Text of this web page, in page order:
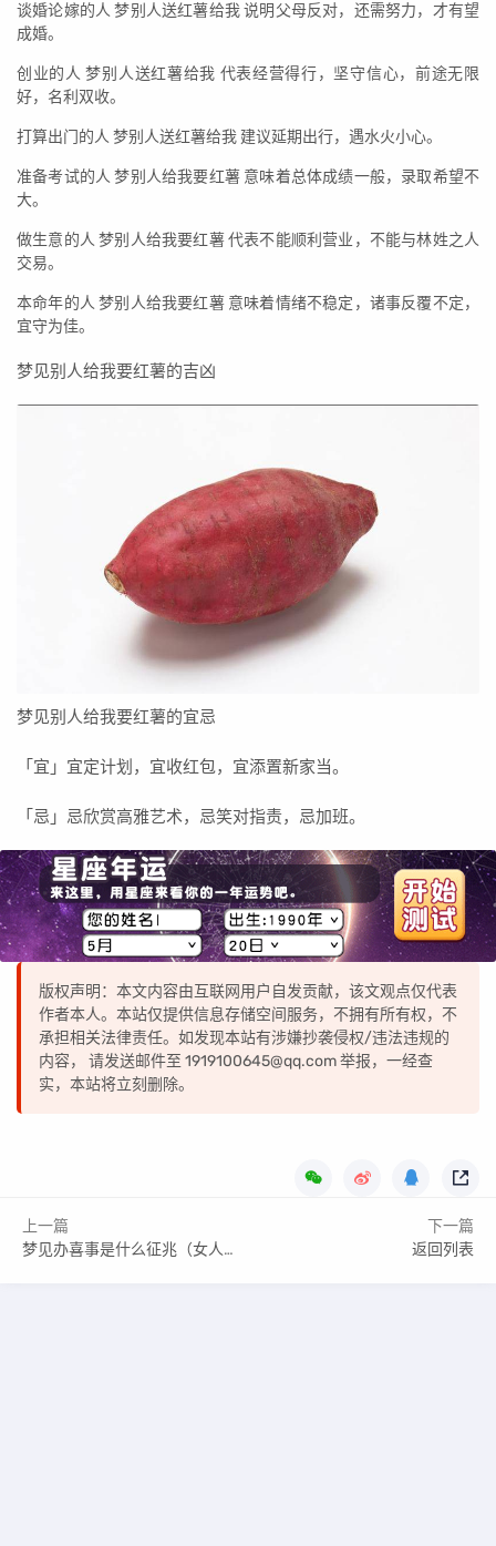
谈婚论嫁的人 梦别人送红薯给我 说明父母反对，还需努力，才有望
成婚。
创业的人 梦别人送红薯给我 代表经营得行，坚守信心，前途无限
好，名利双收。
打算出门的人 梦别人送红薯给我 建议延期出行，遇水火小心。
准备考试的人 梦别人给我要红薯 意味着总体成绩一般，录取希望不
大。
做生意的人 梦别人给我要红薯 代表不能顺利营业，不能与林姓之人
交易。
本命年的人 梦别人给我要红薯 意味着情绪不稳定，诸事反覆不定，
宜守为佳。
梦见别人给我要红薯的吉凶
梦见别人给我要红薯的宜忌
「宜」宜定计划，宜收红包，宜添置新家当。
「忌」忌欣赏高雅艺术，忌笑对指责，忌加班。
版权声明：本文内容由互联网用户自发贡献，该文观点仅代表
作者本人。本站仅提供信息存储空间服务，不拥有所有权，不
承担相关法律责任。如发现本站有涉嫌抄袭侵权/违法违规的
内容， 请发送邮件至 1919100645@qq.com 举报，一经查
实，本站将立刻删除。
上一篇
梦见办喜事是什么征兆（女人梦见别人家办喜事）
下一篇
返回列表